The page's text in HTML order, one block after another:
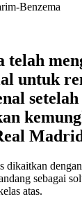
telah
untuk
setelah
dikaitkan
sebagai
atas.